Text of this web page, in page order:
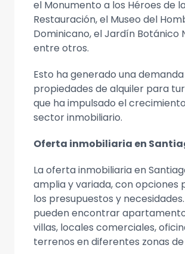
el Monumento a los Héroes de
Restauración, el Museo del
Dominicano, el Jardín Botánico
entre otros.
Esto ha generado una
propiedades de alquiler para
que ha impulsado el
sector inmobiliario.
Oferta inmobiliaria en
La oferta inmobiliaria en
amplia y variada, con opciones
los presupuestos y necesidades.
pueden encontrar
villas, locales comerciales,
terrenos en diferentes zonas de